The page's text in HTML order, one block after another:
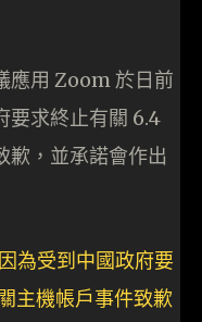
應用 Zoom 於日前
要求終止有關 6.4
歉，並承諾會作出